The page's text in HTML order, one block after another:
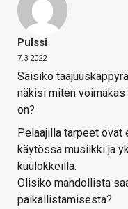
Pulssi
7.3.2022
Saisiko
näkisi miten
on?
Pelaajilla tarpeet
käytössä musiikki ja
kuulokkeilla.
Olisiko mahdollista
paikallistamisesta?